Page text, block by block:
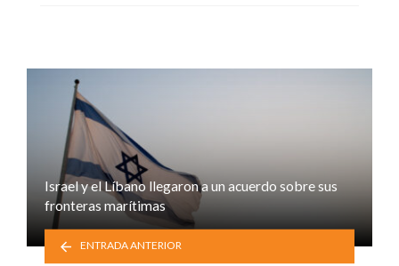
Israel y el Líbano llegaron a un acuerdo sobre sus
fronteras marítimas
ENTRADA ANTERIOR